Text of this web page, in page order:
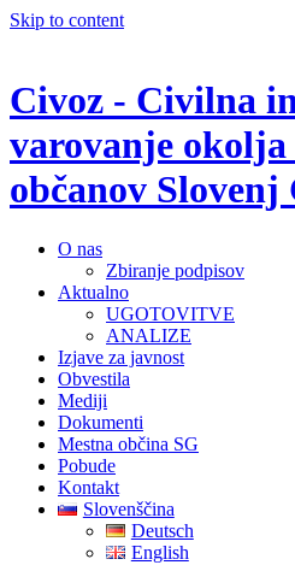
Skip to content
Civoz - Civilna
varovanje
občanov Slovenj
O nas
Zbiranje podpisov
Aktualno
UGOTOVITVE
ANALIZE
Izjave za javnost
Obvestila
Mediji
Dokumenti
Mestna občina SG
Pobude
Kontakt
Slovenščina
Deutsch
English